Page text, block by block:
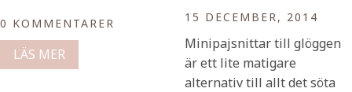
0 KOMMENTARER
LÄS MER
15 DECEMBER, 2014
Minipajsnittar till glöggen
är ett lite matigare
alternativ till allt det söta